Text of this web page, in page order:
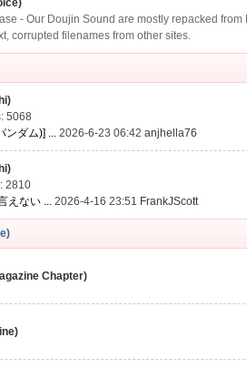
- Our Doujin Sound are mostly repacked
corrupted filenames from other sites.
5068
ンダム)] ... 2026-6-23 06:42 anjhella76
2810
えない ... 2026-4-16 23:51 FrankJScott
Chapter)